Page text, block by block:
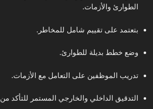
الطوارئ والأزمات.
بتعتمد على تقييم شامل للمخاطر.
وضع خطط بديلة للطوارئ.
تدريب الموظفين على التعامل مع الأزمات.
التدقيق الداخلي والخارجي المستمر للتأكد